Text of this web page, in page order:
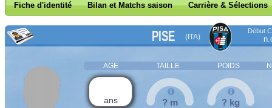
Fiche d'identité Bilan et Matchs saison Carrière & Sélections
PISE (ITA)
Début
AGE TAILLE POIDS
ans ? m ? kg